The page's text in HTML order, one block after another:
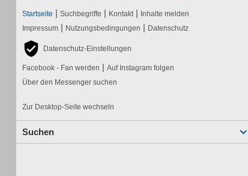
Startseite | Suchbegriffe | Kontakt | Inhalte melden
Impressum | Nutzungsbedingungen | Datenschutz
Datenschutz-Einstellungen
Facebook - Fan werden | Auf Instagram folgen
Über den Messenger suchen
Zur Desktop-Seite wechseln
Suchen